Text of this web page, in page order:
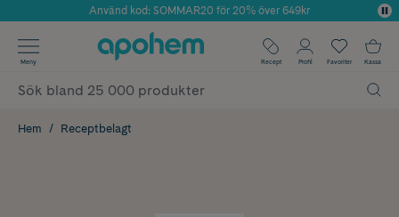
Årets Butik 2025 inom Skönhet
Använd kod: SOMMAR20 för 20% över 649kr
✓ Fri frakt
✓ Poäng på alla köp*
Meny Recept Profil Favoriter Kassa
Hem Receptbelagt